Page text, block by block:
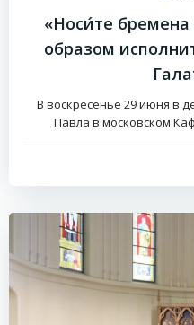
«Носи́те бремена
образом
В воскресенье 29 июня в
Павла в московском